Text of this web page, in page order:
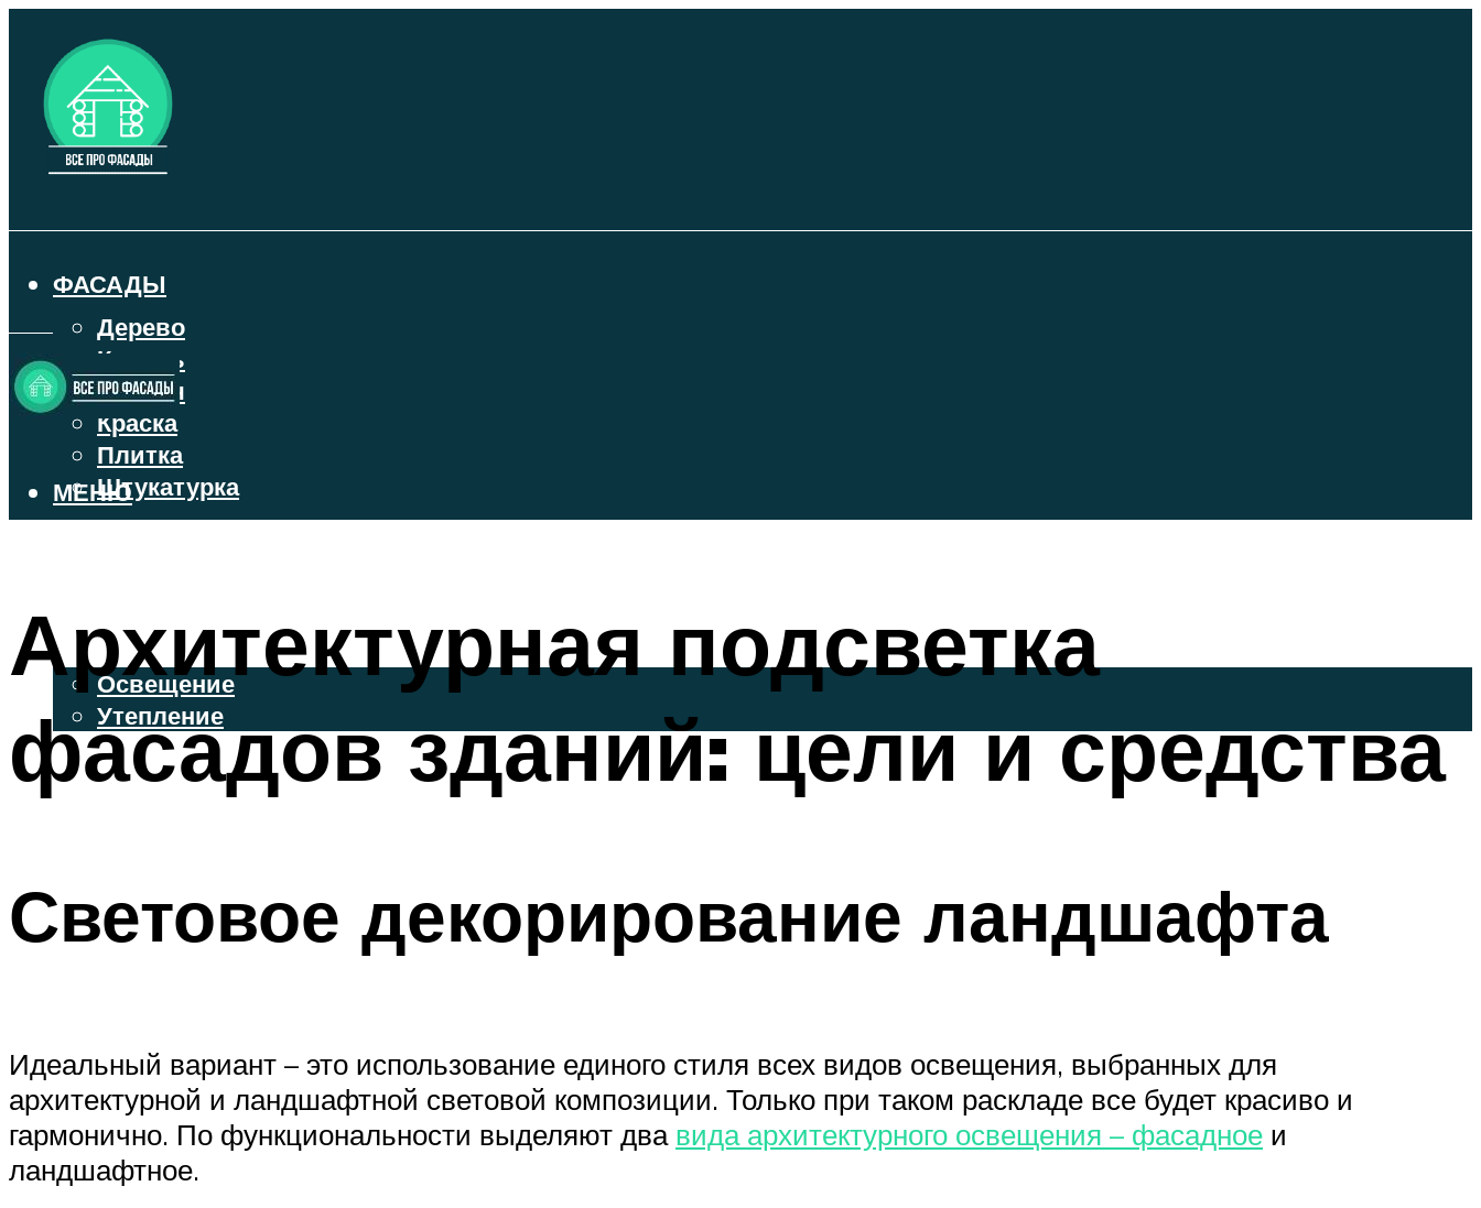
ФАСАДЫ
Дерево
Камень
Кирпич
Краска
Плитка
Штукатурка
ВЕНТИЛИРУЕМЫЕ ФАСАДЫ
ОСВЕЩЕНИЕ И УТЕПЛЕНИЕ
Освещение
Утепление
ДЕКОР
МЕНЮ
Архитектурная подсветка
фасадов зданий: цели и средства
Световое декорирование ландшафта
Идеальный вариант – это использование единого стиля всех видов освещения, выбранных для
архитектурной и ландшафтной световой композиции. Только при таком раскладе все будет красиво и
гармонично. По функциональности выделяют два вида архитектурного освещения – фасадное и
ландшафтное.